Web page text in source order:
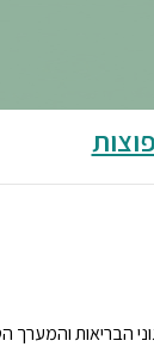
הבריאות והמערך